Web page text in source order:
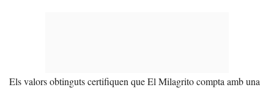
Els valors obtinguts certifiquen que El Milagrito compta amb una